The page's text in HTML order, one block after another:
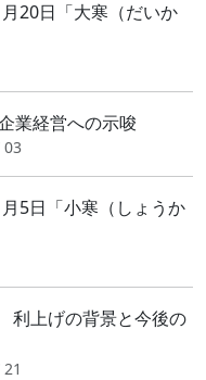
20日「大寒（だいか
業経営への示唆
5日「小寒（しょうか
利上げの背景と今後の